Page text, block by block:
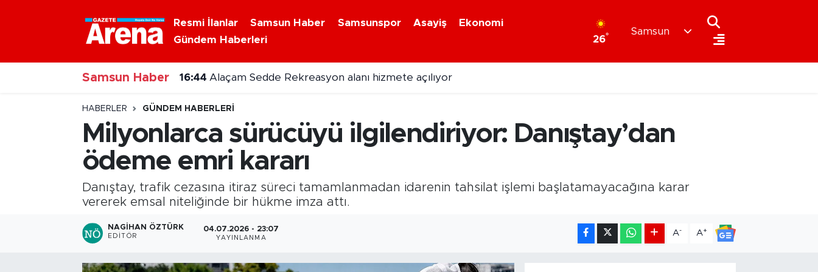
Resmi İlanlar Samsun Haber Samsunspor Asayiş
Ekonomi
Gündem Haberleri
26°
Samsun
Samsun Haber
16:44 Alaçam Sedde Rekreasyon alanı hizmete açılıyor
HABERLER GÜNDEM HABERLERI
Milyonlarca sürücüyü ilgilendiriyor: Danıştay’dan
ödeme emri kararı
Danıştay, trafik cezasına itiraz süreci tamamlanmadan idarenin tahsilat işlemi başlatamayacağına karar
vererek emsal niteliğinde bir hükme imza attı.
NAGIHAN ÖZTÜRK
EDITÖR
04.07.2026 - 23:07
YAYINLANMA
A- A+
Nöbetçi Eczaneler
Hava Durumu
Samsun Namaz Vakitleri
Trafik Durumu
Süper Lig Puan Durumu ve Fikstür
Tüm Manşetler
Son Dakika Haberleri
Haber Arşivi